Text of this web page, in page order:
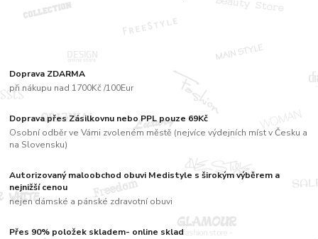
Doprava ZDARMA
při nákupu nad 1700Kč /100Eur
Doprava přes Zásilkovnu nebo PPL pouze 69Kč
Osobní odběr ve Vámi zvoleném městě (nejvíce výdejních míst v Česku a
na Slovensku)
Autorizovaný maloobchod obuvi Medistyle s širokým výběrem a
nejnižší cenou
nejen dámské a pánské zdravotní obuvi
Přes 90% položek skladem- online sklad